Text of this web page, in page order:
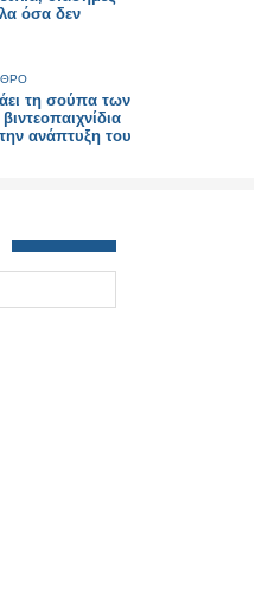
όσα δεν
τη σούπα των
ανάπτυξη του